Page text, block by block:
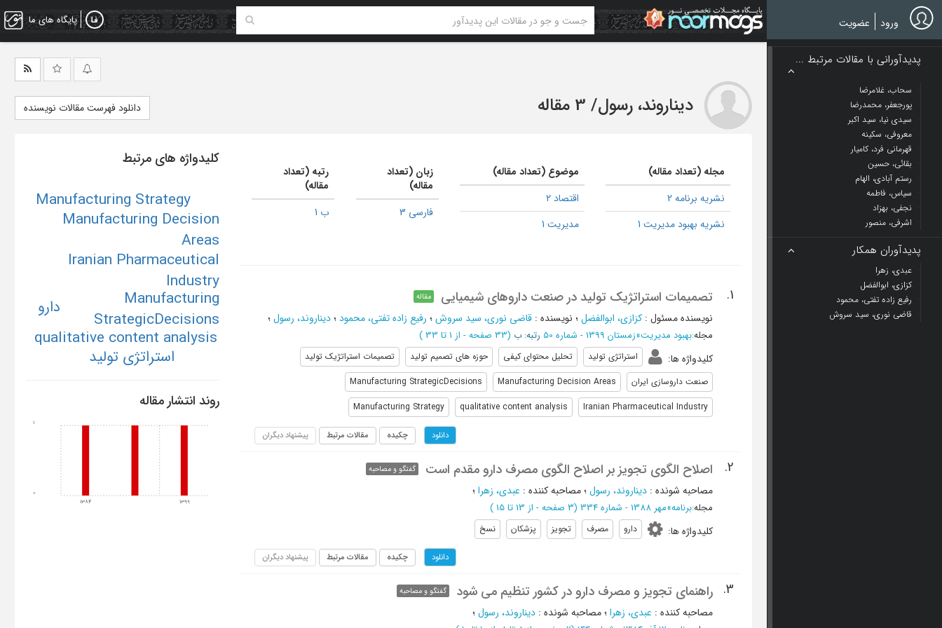
Skip
to
main
پایگاه های ما ورود عضویت
پدیدآورانی با مقالات مرتبط ...
سحاب، غلامرضا
پورجعفر، محمدرضا
سیدی نیا، سید اکبر
معروفی، سکینه
قهرمانی فرد، کامیار
بقائی، حسین
رستم آبادی، الهام
سیاس، فاطمه
نجفی، بهزاد
اشرفی، منصور
پدیدآوران همکار
عبدی، زهرا
کزازی، ابوالفضل
رفیع زاده تفتی، محمود
قاضی نوری، سید سروش
دیناروند، رسول/ 3 مقاله دانلود فهرست مقالات نویسنده
مجله (تعداد مقاله)
نشریه برنامه 2
نشریه بهبود مدیریت 1
موضوع (تعداد مقاله)
اقتصاد 2
مدیریت 1
زبان (تعداد
مقاله)
فارسی 3
رتبه (تعداد
مقاله)
ب 1
1. تصمیمات استراتژیک تولید در صنعت داروهای شیمیایی مقاله
نویسنده مسئول : کزازی، ابوالفضل؛ نویسنده : قاضی نوری، سید سروش؛ رفیع زاده تفتی، محمود؛دیناروند، رسول؛
مجله:بهبود مدیریت»زمستان 1399 - شماره 50 رتبه: ب (‎33 صفحه - از 1 تا 33 )
کلیدواژه ها: استراتژی تولید تحلیل محتوای کیفی حوزه های تصمیم تولید
تصمیمات استراتژیک تولید
صنعت داروسازی ایران
Manufacturing Decision Areas
Manufacturing StrategicDecisions
Iranian Pharmaceutical Industry
qualitative content analysis
Manufacturing Strategy
دانلود چکیده مقالات مرتبط پیشنهاد دیگران
2. اصلاح الگوی تجویز بر اصلاح الگوی مصرف دارو مقدم است گفتگو و مصاحبه
مصاحبه شونده : دیناروند، رسول؛مصاحبه کننده : عبدی، زهرا؛
مجله:برنامه»مهر 1388 - شماره 334 (‎3 صفحه - از 13 تا 15 )
کلیدواژه ها: دارو مصرف تجویز پزشکان نسخ
دانلود چکیده مقالات مرتبط پیشنهاد دیگران
3. راهنمای تجویز و مصرف دارو در کشور تنظیم می شود گفتگو و مصاحبه
مصاحبه کننده : عبدی، زهرا؛مصاحبه شونده : دیناروند، رسول؛
کلیدواژه های مرتبط
Iranian Pharmaceutical
Industry
Manufacturing Decision
Areas
Manufacturing
StrategicDecisions
Manufacturing Strategy
qualitative content analysis
استراتژی تولید
دارو
روند انتشار مقاله
1384 1399
0
1